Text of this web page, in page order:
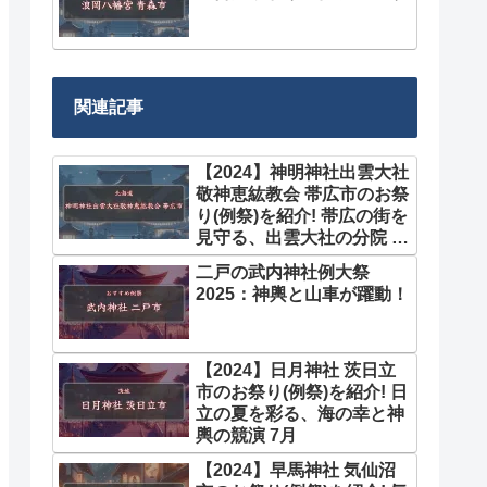
関連記事
【2024】神明神社出雲大社
敬神恵紘教会 帯広市のお祭
り(例祭)を紹介! 帯広の街を
見守る、出雲大社の分院 9
月
二戸の武内神社例大祭
2025：神輿と山車が躍動！
【2024】日月神社 茨日立
市のお祭り(例祭)を紹介! 日
立の夏を彩る、海の幸と神
輿の競演 7月
【2024】早馬神社 気仙沼